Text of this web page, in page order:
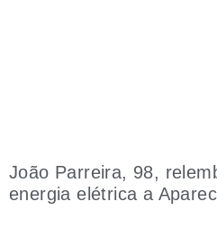
João Parreira, 98,
energia elétrica a